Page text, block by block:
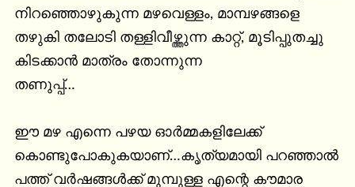
നിറഞ്ഞൊഴുകുന്ന മഴവെള്ളം, മാമ്പഴങ്ങളെ
തഴുകി തലോടി തള്ളിവീഴ്ത്തുന്ന കാറ്റ്, മൂടിപ്പുതച്ചു
കിടക്കാൻ മാത്രം തോന്നുന്ന
തണുപ്പ്…
ഈ മഴ എന്നെ പഴയ ഓർമ്മകളിലേക്ക്
കൊണ്ടുപോകുകയാണ്…കൃത്യമായി പറഞ്ഞാൽ
പത്ത് വർഷങ്ങൾക്ക് മുമ്പുള്ള എന്റെ കൗമാര